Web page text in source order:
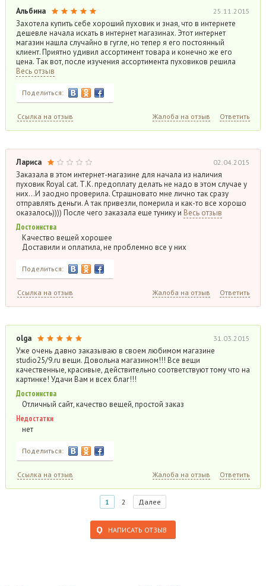
Альбина 25.11.2015
Захотела купить себе хороший пуховик и зная, что в интернете
дешевле начала искать в интернет магазинах. Этот интернет
магазин нашла случайно в гугле, но тепер я его постоянный
клиент. Приятно удивил ассортимент товара и конечно же его
цена. Так вот, после изучения ассортимента пуховиков решила
Весь отзыв
Поделиться:
Ссылка на отзыв Жалоба на отзыв Ответить
Лариса 02.04.2015
Заказала в этом интернет-магазине для начала из наличия
пуховик Royal cat. Т.К. предоплату делать не надо в этом случае у
них…И заодно проверила. Страшновато мне лично так сразу
отправлять деньги. А так привезли, померила и как-то все хорошо
оказалось)))) После чего заказала еще тунику и Весь отзыв
Достоинства
Качество вещей хорошее
Доставили и оплатила, не проблемно все у них
Поделиться:
Ссылка на отзыв Жалоба на отзыв Ответить
olga 31.03.2015
Уже очень давно заказываю в своем любимом магазине
studio25/9.ru вещи. Довольна магазином!!! Все вещи
качественные, красивые, действительно соответствуют тому что на
картинке! Удачи Вам и всех благ!!!
Достоинства
Отличный сайт, качество вещей, простой заказ
Недостатки
нет
Поделиться:
Ссылка на отзыв Жалоба на отзыв Ответить
1 2 Далее
НАПИСАТЬ ОТЗЫВ